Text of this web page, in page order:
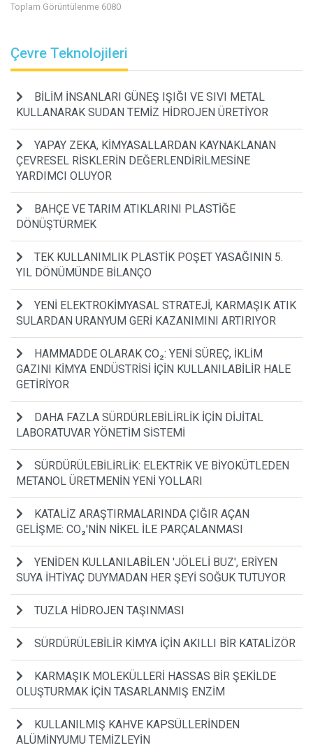
Toplam Görüntülenme 6080
Çevre Teknolojileri
BİLİM İNSANLARI GÜNEŞ IŞIĞI VE SIVI METAL
KULLANARAK SUDAN TEMİZ HİDROJEN ÜRETİYOR
YAPAY ZEKA, KİMYASALLARDAN KAYNAKLANAN
ÇEVRESEL RİSKLERİN DEĞERLENDİRİLMESİNE
YARDIMCI OLUYOR
BAHÇE VE TARIM ATIKLARINI PLASTİĞE
DÖNÜŞTÜRMEK
TEK KULLANIMLIK PLASTİK POŞET YASAĞININ 5.
YIL DÖNÜMÜNDE BİLANÇO
YENİ ELEKTROKİMYASAL STRATEJİ, KARMAŞIK ATIK
SULARDAN URANYUM GERİ KAZANIMINI ARTIRIYOR
HAMMADDE OLARAK CO₂: YENİ SÜREÇ, İKLİM
GAZINI KİMYA ENDÜSTRİSİ İÇİN KULLANILABİLİR HALE
GETİRİYOR
DAHA FAZLA SÜRDÜRLEBİLİRLİK İÇİN DİJİTAL
LABORATUVAR YÖNETİM SİSTEMİ
SÜRDÜRÜLEBİLİRLİK: ELEKTRİK VE BİYOKÜTLEDEN
METANOL ÜRETMENİN YENİ YOLLARI
KATALİZ ARAŞTIRMALARINDA ÇIĞIR AÇAN
GELİŞME: CO₂'NİN NİKEL İLE PARÇALANMASI
YENİDEN KULLANILABİLEN 'JÖLELİ BUZ', ERİYEN
SUYA İHTİYAÇ DUYMADAN HER ŞEYİ SOĞUK TUTUYOR
TUZLA HİDROJEN TAŞINMASI
SÜRDÜRÜLEBİLİR KİMYA İÇİN AKILLI BİR KATALİZÖR
KARMAŞIK MOLEKÜLLERİ HASSAS BİR ŞEKİLDE
OLUŞTURMAK İÇİN TASARLANMIŞ ENZİM
KULLANILMIŞ KAHVE KAPSÜLLERİNDEN
ALÜMİNYUMU TEMİZLEYİN